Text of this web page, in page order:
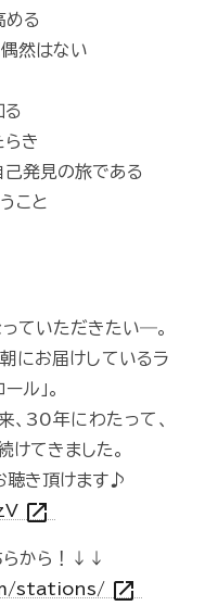
る
然はない
き
発見の旅である
こと
ていただきたい―。
にお届けしているラ
ル」。
30年にわたって、
けてきました。
聴き頂けます♪
open_in_new
らから！↓↓
stations/ open_in_new